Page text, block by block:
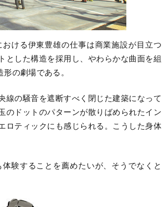
ける伊東豊雄の仕事は商業施設が目立つ
とした構造を採用し、やわらかな曲面を組
の劇場である。
の騒音を遮断すべく閉じた建築になって
のドットのパターンが散りばめられたイン
ロティックにも感じられる。こうした身体
験することを薦めたいが、そうでなくと